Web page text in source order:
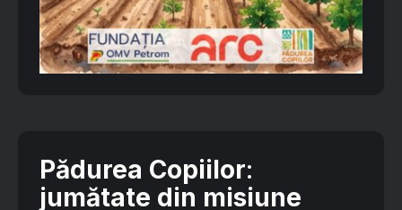
Pădurea Copiilor:
jumătate din misiune